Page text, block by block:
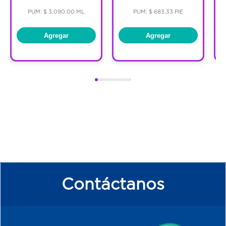
PUM: $ 3,090.00 ML
Agregar
PUM: $ 683.33 PIE
Agregar
Contáctanos